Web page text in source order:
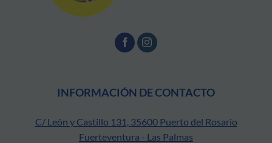
INFORMACIÓN DE CONTACTO
C/ León y Castillo 131, 35600 Puerto del Rosario
Fuerteventura - Las Palmas